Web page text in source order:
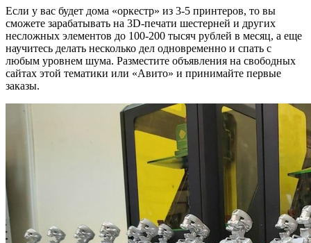
Если у вас будет дома «оркестр» из 3-5 принтеров, то вы
сможете зарабатывать на 3D-печати шестерней и других
несложных элементов до 100-200 тысяч рублей в месяц, а еще
научитесь делать несколько дел одновременно и спать с
любым уровнем шума. Разместите объявления на свободных
сайтах этой тематики или «Авито» и принимайте первые
заказы.